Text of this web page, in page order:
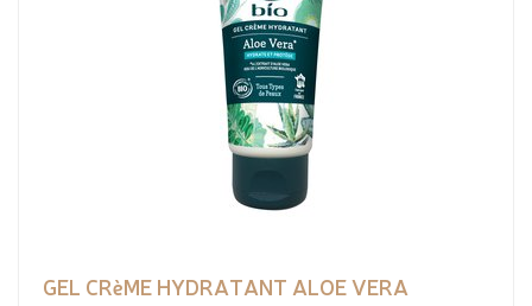
GEL CRèME HYDRATANT ALOE VERA